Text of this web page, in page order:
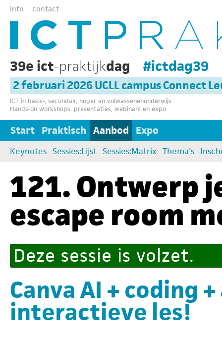
info contact
39e ict-praktijkdag #ictdag39
2 februari 2026 UCLL campus Connect
ICT in basis-, secundair, hoger en volwassenenonderwijs
Hands-on workshops, presentaties, webinars en expo
Start Praktisch Aanbod Expo
Keynotes Sessies:Lijst Sessies:Matrix Thema's
121. Ontwerp
escape room
Deze sessie is volzet.
Canva AI + coding
interactieve les!